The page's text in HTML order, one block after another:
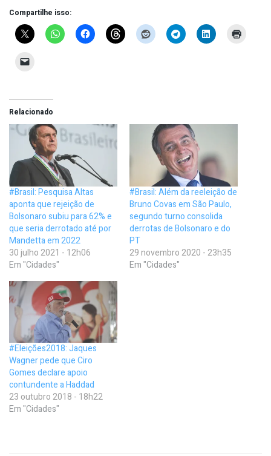
Compartilhe isso:
Relacionado
#Brasil: Pesquisa Altas
aponta que rejeição de
Bolsonaro subiu para 62% e
que seria derrotado até por
Mandetta em 2022
30 julho 2021 - 12h06
Em "Cidades"
#Brasil: Além da reeleição de
Bruno Covas em São Paulo,
segundo turno consolida
derrotas de Bolsonaro e do
PT
29 novembro 2020 - 23h35
Em "Cidades"
#Eleições2018: Jaques
Wagner pede que Ciro
Gomes declare apoio
contundente a Haddad
23 outubro 2018 - 18h22
Em "Cidades"